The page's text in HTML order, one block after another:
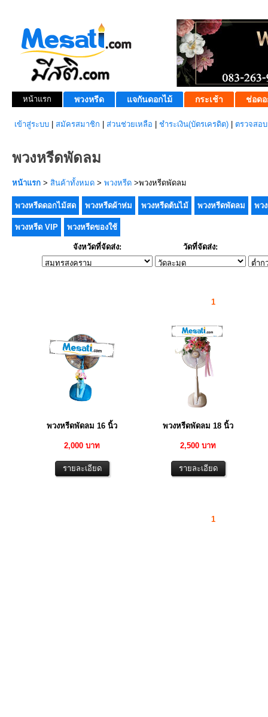
หน้าแรก พวงหรีด แจกันดอกไม้ กระเช้า ช่อดอ
เข้าสู่ระบบ สมัครสมาชิก ส่วนช่วยเหลือ ชำระเงิน(บัตรเครดิต) ตรวจสอ
พวงหรีดพัดลม
หน้าแรก > สินค้าทั้งหมด > พวงหรีด >พวงหรีดพัดลม
พวงหรีดดอกไม้สด พวงหรีดผ้าห่ม พวงหรีดต้นไม้ พวงหรีดพัดลม พว
พวงหรีด VIP พวงหรีดของใช้
จังหวัดที่จัดส่ง: วัดที่จัดส่ง:
1
พวงหรีดพัดลม 16 นิ้ว
2,000 บาท
พวงหรีดพัดลม 18 นิ้ว
2,500 บาท
1